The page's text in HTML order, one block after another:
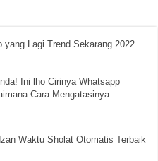
Lagi Trend Sekarang 2022
Ini lho Cirinya Whatsapp
Cara Mengatasinya
Waktu Sholat Otomatis Terbaik